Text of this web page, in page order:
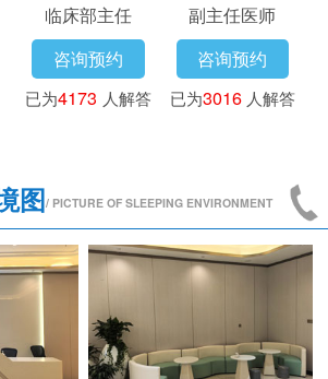
临床部主任
咨询预约
已为4173 人解答
副主任医师
咨询预约
已为3016 人解答
图/ PICTURE OF SLEEPING ENVIRONMENT